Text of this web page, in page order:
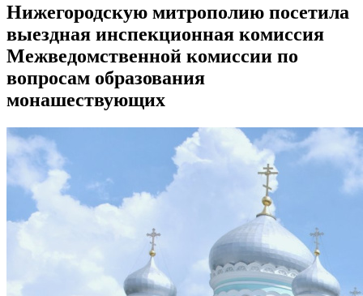
Нижегородскую митрополию посетила
выездная инспекционная комиссия
Межведомственной комиссии по
вопросам образования
монашествующих